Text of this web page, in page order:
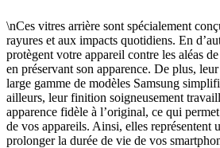
\nCes vitres arrière sont spécialement
rayures et aux impacts quotidiens. En
protègent votre appareil contre les aléas
en préservant son apparence. De plus,
large gamme de modèles Samsung
ailleurs, leur finition soigneusement
apparence fidèle à l’original, ce qui
de vos appareils. Ainsi, elles représentent
prolonger la durée de vie de vos